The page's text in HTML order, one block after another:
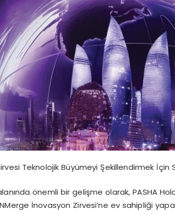
Teknolojik Büyümeyi Şekillendirmek İçin
önemli bir gelişme olarak, PASHA
İnovasyon Zirvesi’ne ev sahipliği